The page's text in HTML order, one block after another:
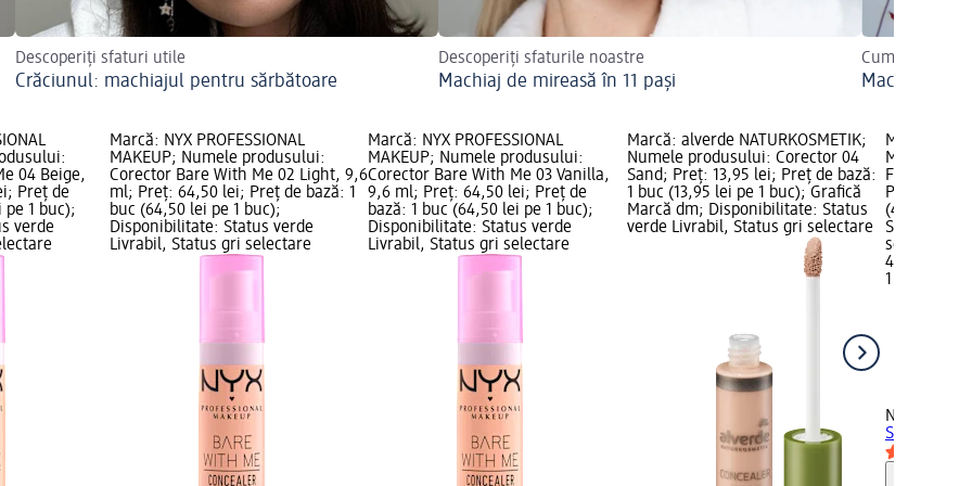
Descoperiți sfaturi utile
Crăciunul: machiajul pentru sărbătoare
Descoperiți sfaturile noastre
Machiaj de mireasă în 11 pași
Cum îl puteți
Machiajul
04 Beige,
Preț de
pe 1 buc);
verde
Marcă: NYX PROFESSIONAL
MAKEUP; Numele produsului:
Corector Bare With Me 02 Light, 9,6
ml; Preț: 64,50 lei; Preț de bază: 1
buc (64,50 lei pe 1 buc);
Disponibilitate: Status verde
Livrabil, Status gri selectare
Marcă: NYX PROFESSIONAL
MAKEUP; Numele produsului:
Corector Bare With Me 03 Vanilla,
9,6 ml; Preț: 64,50 lei; Preț de
bază: 1 buc (64,50 lei pe 1 buc);
Disponibilitate: Status verde
Livrabil, Status gri selectare
Marcă: alverde NATURKOSMETIK;
Numele produsului: Corector 04
Sand; Preț: 13,95 lei; Preț de bază:
1 buc (13,95 lei pe 1 buc); Grafică
Marcă dm; Disponibilitate: Status
verde Livrabil, Status gri selectare
Marcă: NYX
MAKEUP;
Fix Stick
Preț: 48,95
(48,95 lei
Status
selectare
48,95 lei
1 buc
NYX
Stick